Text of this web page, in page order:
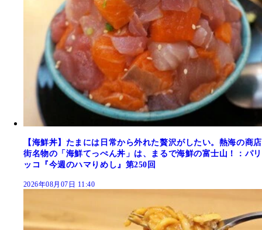
【海鮮丼】たまには日常から外れた贅沢がしたい。熱海の商店
街名物の「海鮮てっぺん丼」は、まるで海鮮の富士山！：パリ
ッコ『今週のハマりめし』第250回
2026年08月07日 11:40